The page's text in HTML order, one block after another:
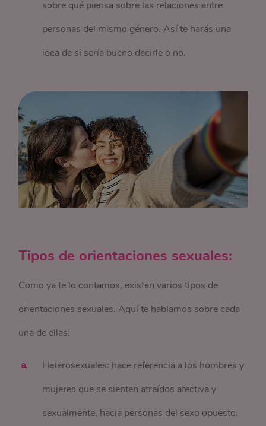
sobre qué piensa sobre las relaciones entre
personas del mismo género. Así te harás una
idea de si sería bueno decirle o no.
Tipos de orientaciones sexuales:
Como ya te lo contamos, existen varios tipos de
orientaciones sexuales. Aquí te hablamos sobre cada
una de ellas:
Heterosexuales: hace referencia a los hombres y
mujeres que se sienten atraídos afectiva y
sexualmente, hacia personas del sexo opuesto.